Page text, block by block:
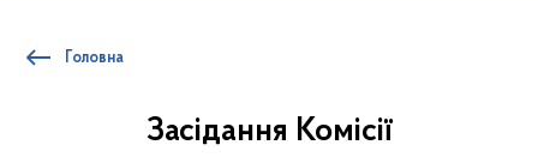
Головна
Засідання Комісії